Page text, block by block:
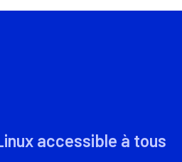
accessible à tous